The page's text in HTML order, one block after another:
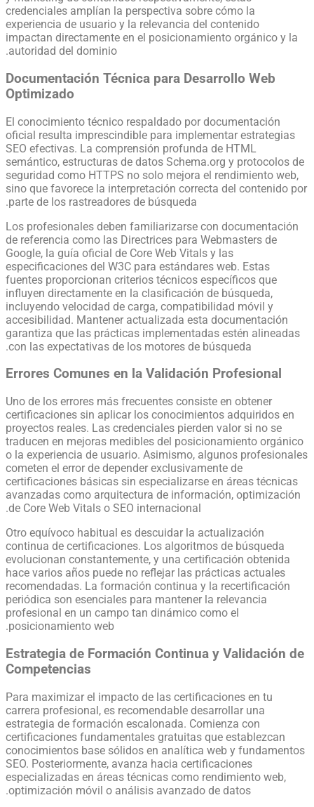
credenciales amplían la perspectiva sobre cómo la
experiencia de usuario y la relevancia del contenido
impactan directamente en el posicionamiento orgánico y la
autoridad del dominio.
Documentación Técnica para Desarrollo Web
Optimizado
El conocimiento técnico respaldado por documentación
oficial resulta imprescindible para implementar estrategias
SEO efectivas. La comprensión profunda de HTML
semántico, estructuras de datos Schema.org y protocolos de
seguridad como HTTPS no solo mejora el rendimiento web,
sino que favorece la interpretación correcta del contenido por
parte de los rastreadores de búsqueda.
Los profesionales deben familiarizarse con documentación
de referencia como las Directrices para Webmasters de
Google, la guía oficial de Core Web Vitals y las
especificaciones del W3C para estándares web. Estas
fuentes proporcionan criterios técnicos específicos que
influyen directamente en la clasificación de búsqueda,
incluyendo velocidad de carga, compatibilidad móvil y
accesibilidad. Mantener actualizada esta documentación
garantiza que las prácticas implementadas estén alineadas
con las expectativas de los motores de búsqueda.
Errores Comunes en la Validación Profesional
Uno de los errores más frecuentes consiste en obtener
certificaciones sin aplicar los conocimientos adquiridos en
proyectos reales. Las credenciales pierden valor si no se
traducen en mejoras medibles del posicionamiento orgánico
o la experiencia de usuario. Asimismo, algunos profesionales
cometen el error de depender exclusivamente de
certificaciones básicas sin especializarse en áreas técnicas
avanzadas como arquitectura de información, optimización
de Core Web Vitals o SEO internacional.
Otro equívoco habitual es descuidar la actualización
continua de certificaciones. Los algoritmos de búsqueda
evolucionan constantemente, y una certificación obtenida
hace varios años puede no reflejar las prácticas actuales
recomendadas. La formación continua y la recertificación
periódica son esenciales para mantener la relevancia
profesional en un campo tan dinámico como el
posicionamiento web.
Estrategia de Formación Continua y Validación de
Competencias
Para maximizar el impacto de las certificaciones en tu
carrera profesional, es recomendable desarrollar una
estrategia de formación escalonada. Comienza con
certificaciones fundamentales gratuitas que establezcan
conocimientos base sólidos en analítica web y fundamentos
SEO. Posteriormente, avanza hacia certificaciones
especializadas en áreas técnicas como rendimiento web,
optimización móvil o análisis avanzado de datos.